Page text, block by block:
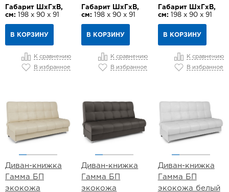
Габарит ШхГхВ,
см: 198 х 90 х 91
В КОРЗИНУ
К сравнению
В избранное
Габарит ШхГхВ,
см:
198 х 90 х 91
В КОРЗИНУ
К сравнению
В избранное
Габарит ШхГхВ,
см: 198 х 90 х 91
В КОРЗИНУ
К сравнению
В избранное
Диван-книжка
Гамма БП
экокожа
Диван-книжка
Гамма БП
экокожа
Диван-книжка
Гамма БП
экокожа белый